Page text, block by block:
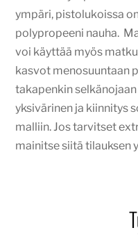
ympäri, pistolukoissa
polypropeeni nauha.
voi käyttää myös
kasvot menosuuntaan
takapenkin
yksivärinen ja kiinnitys
malliin. Jos tarvitset
mainitse siitä tilauksen